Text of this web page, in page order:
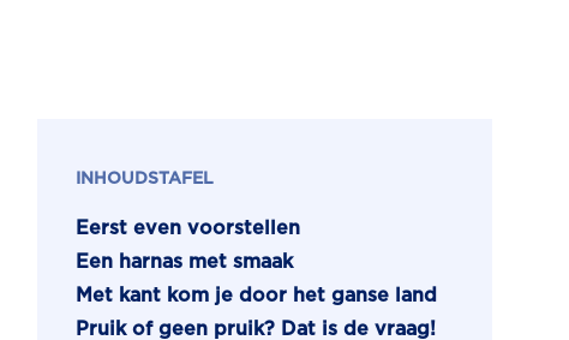
INHOUDSTAFEL
Eerst even voorstellen
Een harnas met smaak
Met kant kom je door het ganse land
Pruik of geen pruik? Dat is de vraag!